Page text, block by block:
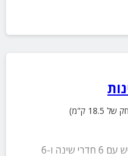
18.5 ק"מ)
וילה מושלמת למשפחות עד 16 איש עם 6 חדרי שינה ו-6